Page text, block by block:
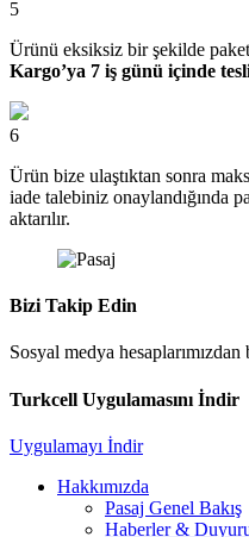
5
Ürünü eksiksiz bir şekilde
Kargo’ya 7 iş günü içinde
6
Ürün bize ulaştıktan sonra
iade talebiniz onaylandığında
aktarılır.
Bizi Takip Edin
Sosyal medya
Turkcell Uygulamasını İndir
Uygulamayı İndir
Hakkımızda
Pasaj Genel Bakış
Haberler &